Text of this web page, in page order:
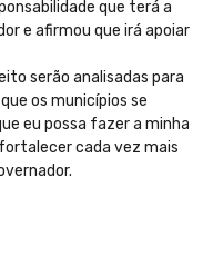
que terá a
e afirmou que irá apoiar
serão analisadas para
os municípios se
eu possa fazer a minha
cada vez mais